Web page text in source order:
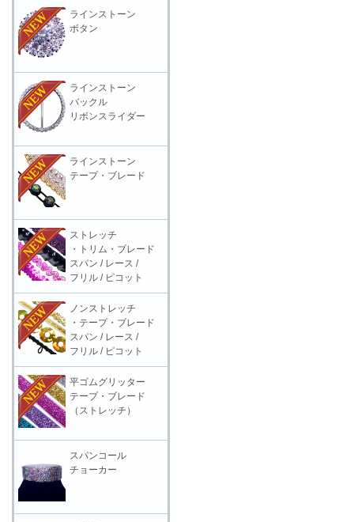
ラインストーン
ボタン
ラインストーン
バックル
リボンスライダー
ラインストーン
テープ・ブレード
ストレッチ
・トリム・ブレード
スパン / レース /
フリル / ピコット
ノンストレッチ
・テープ・ブレード
スパン / レース /
フリル / ピコット
平ゴムグリッター
テープ・ブレード
（ストレッチ）
スパンコール
チョーカー